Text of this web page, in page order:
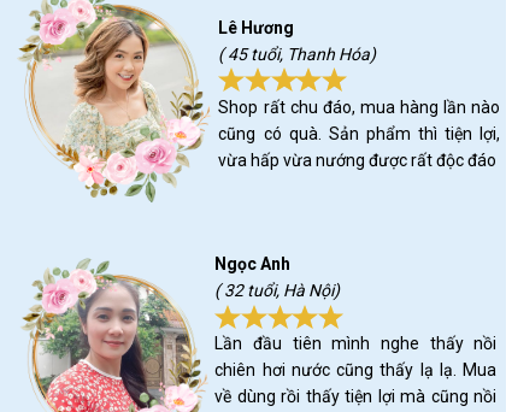
Lê Hương
( 45 tuổi, Thanh Hóa)
Shop rất chu đáo, mua hàng lần nào
cũng có quà. Sản phẩm thì tiện lợi,
vừa hấp vừa nướng được rất độc đáo
Ngọc Anh
( 32 tuổi, Hà Nội)
Lần đầu tiên mình nghe thấy nồi
chiên hơi nước cũng thấy lạ lạ. Mua
về dùng rồi thấy tiện lợi mà cũng nồi